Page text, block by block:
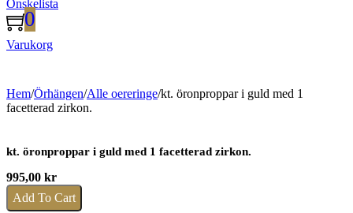
Önskelista
0
Varukorg
Hem/Örhängen/Alle oereringe/kt. öronproppar i guld med 1
facetterad zirkon.
kt. öronproppar i guld med 1 facetterad zirkon.
995,00 kr
Add To Cart